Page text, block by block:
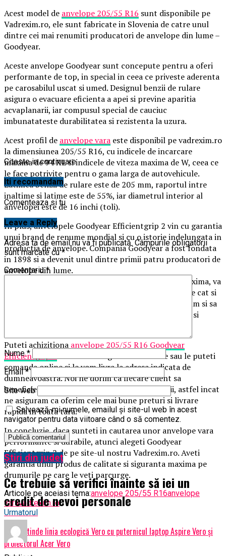
Acest model de anvelope 205/55 R16 sunt disponibile pe
Vadrexim.ro, ele sunt fabricate in Slovenia de catre unul
dintre cei mai renumiti producatori de anvelope din lume –
Goodyear.
Aceste anvelope Goodyear sunt concepute pentru a oferi
performante de top, in special in ceea ce priveste aderenta
pe carosabilul uscat si umed. Designul benzii de rulare
asigura o evacuare eficienta a apei si previne aparitia
acvaplanarii, iar compusul special de cauciuc
imbunatateste durabilitatea si rezistenta la uzura.
Acest profil de anvelope vara este disponibil pe vadrexim.ro
la dimensiunea 205/55 R16, cu indicele de incarcare
maxima de 94 XL si indicele de viteza maxima de W, ceea ce
le face potrivite pentru o gama larga de autovehicule.
Latimea benzii de rulare este de 205 mm, raportul intre
inaltime si latime este de 55%, iar diametrul interior al
anvelopei este de 16 inchi (toli).
In plus, anvelopele Goodyear Efficientgrip 2 vin cu garantia
unui brand de renume mondial si cu o istorie indelungata in
productia de anvelope. Compania Goodyear a fost fondata
in 1898 si a devenit unul dintre primii patru producatori de
anvelope din lume.
Pentru a va asigura de siguranta si performanta maxima, va
recomandam sa respectati atat indicele de incarcare cat si
cel de viteza maxima pentru aceste anvelope, precum si sa
le utilizati in anotimpul recomandat de producator si
Puteti achizitiona anvelope 205/55 R16 Goodyear
Efficientgrip 2direct din magazinele noastre sau le puteti
comanda online si le vom livra la adresa indicata de
dumneavoastra. Noi ne dorim ca fiecare client sa
beneficieze de cele mai bune produse si servicii, astfel incat
ne asiguram ca oferim cele mai bune preturi si livrare
rapida in toata tara.
In concluzie, daca sunteti in cautarea unor anvelope vara
performante si durabile, atunci alegeti Goodyear
Efficientgrip 2 de pe site-ul nostru Vadrexim.ro. Aveti
garantia unui produs de calitate si siguranta maxima pe
drumurile pe care le veti parcurge.
Articole pe aceiasi tema:anvelope 205/55 R16anvelope
varavadrexim.ro
Urmatorul
Acer extinde linia ecologică Vero cu puternicul laptop Aspire Vero și
proiectorul Acer Vero
Citeste in continuare
Iti recomandam
Comenteaza si tu
Leave a Reply
Adresa ta de email nu va fi publicată. Câmpurile obligatorii
sunt marcate cu*
Comentariu*
Nume*
Email*
Site web
Salvează-mi numele, emailul și site-ul web în acest
navigator pentru data viitoare când o să comentez.
Știri din județ
Ce trebuie să verifici înainte să iei un
credit de nevoi personale